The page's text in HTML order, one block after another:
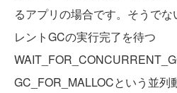
るアプリの場合です。そうで
レントGCの実行完了を待つ
GC_FOR_MALLOCという並列